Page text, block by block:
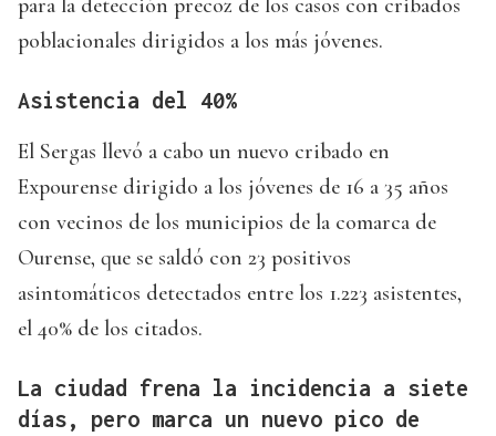
para la detección precoz de los casos con cribados
poblacionales dirigidos a los más jóvenes.
Asistencia del 40%
El Sergas llevó a cabo un nuevo cribado en
Expourense dirigido a los jóvenes de 16 a 35 años
con vecinos de los municipios de la comarca de
Ourense, que se saldó con 23 positivos
asintomáticos detectados entre los 1.223 asistentes,
el 40% de los citados.
La ciudad frena la incidencia a siete
días, pero marca un nuevo pico de